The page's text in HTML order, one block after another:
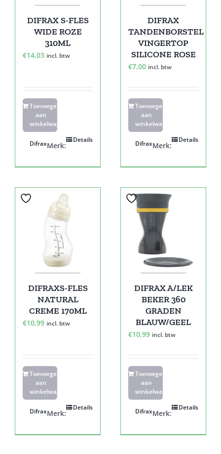
DIFRAX S-FLES
WIDE ROZE
310ML
€14,03 incl. btw
Toevoegen
aan
winkelwagen
Details
Merk:
Difrax
DIFRAX
TANDENBORSTEL
VINGERTOP
SILICONE ROSE
€7,00 incl. btw
Toevoegen
aan
winkelwagen
Details
Merk:
Difrax
DIFRAXS-FLES
NATURAL
CREME 170ML
€10,99 incl. btw
Toevoegen
aan
winkelwagen
Details
Merk:
Difrax
DIFRAX A/LEK
BEKER 360
GRADEN
BLAUW/GEEL
€10,99 incl. btw
Toevoegen
aan
winkelwagen
Details
Merk:
Difrax